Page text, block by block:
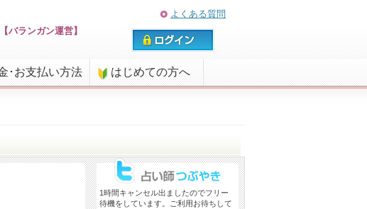
バランガン運営】
よくある質問
･お支払い方法 はじめての方へ
1時間キャンセル出ましたのでフリー
待機をしています。ご利用お待ちして